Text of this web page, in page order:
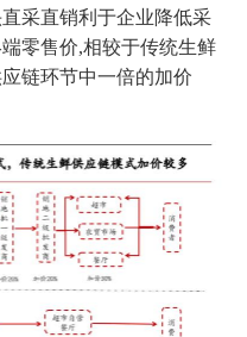
采直销利于企业降低采
零售价,相较于传统生鲜
链环节中一倍的加价